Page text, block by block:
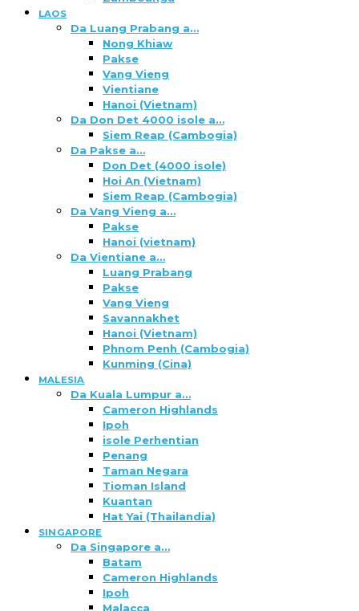
LAOS
Da Luang Prabang a…
Nong Khiaw
Pakse
Vang Vieng
Vientiane
Hanoi (Vietnam)
Da Don Det 4000 isole a…
Siem Reap (Cambogia)
Da Pakse a…
Don Det (4000 isole)
Hoi An (Vietnam)
Siem Reap (Cambogia)
Da Vang Vieng a…
Pakse
Hanoi (vietnam)
Da Vientiane a…
Luang Prabang
Pakse
Vang Vieng
Savannakhet
Hanoi (Vietnam)
Phnom Penh (Cambogia)
Kunming (Cina)
MALESIA
Da Kuala Lumpur a…
Cameron Highlands
Ipoh
isole Perhentian
Penang
Taman Negara
Tioman Island
Kuantan
Hat Yai (Thailandia)
SINGAPORE
Da Singapore a…
Batam
Cameron Highlands
Ipoh
Malacca